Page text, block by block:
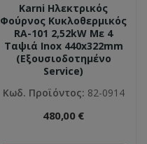
Karni Ηλεκτρικός
Φούρνος Κυκλοθερμικός
RA-101 2,52kW Με 4
Ταψιά Inox 440x322mm
(Εξουσιοδοτημένο
Service)
Κωδ. Προϊόντος: 82-0914
480,00 €